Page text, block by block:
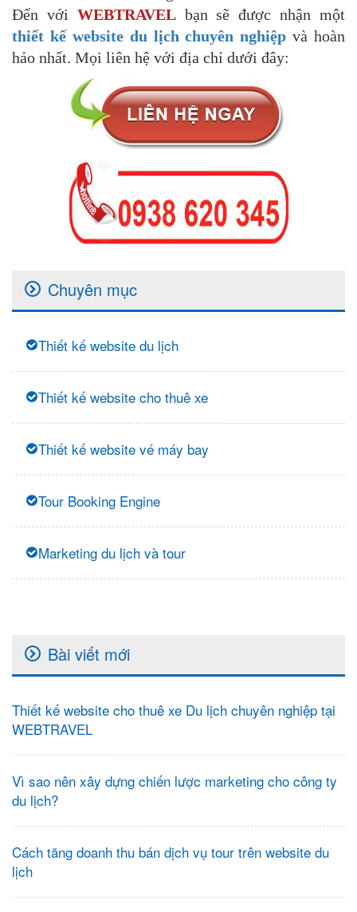
Đến với WEBTRAVELbạn sẽ được nhận một
thiết kế website du lịch chuyên nghiệp và hoàn
hảo nhất. Mọi liên hệ với địa chỉ dưới đây:
Chuyên mục
Thiết kế website du lịch
Thiết kế website cho thuê xe
Thiết kế website vé máy bay
Tour Booking Engine
Marketing du lịch và tour
Bài viết mới
Thiết kế website cho thuê xe Du lịch chuyên nghiệp tại
WEBTRAVEL
Vì sao nên xây dựng chiến lược marketing cho công ty
du lịch?
Cách tăng doanh thu bán dịch vụ tour trên website du
lịch